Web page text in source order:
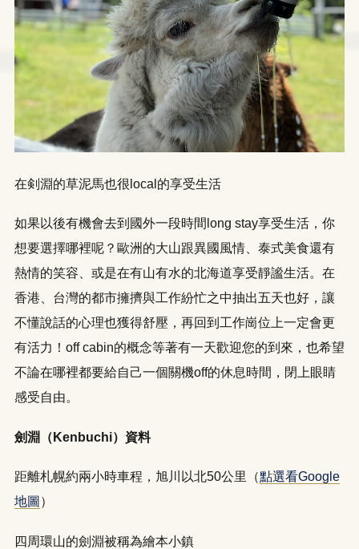
在剣淵的草泥馬也很local的享受生活
如果以後有機會去到國外一段時間long stay享受生活，你
想要選擇哪裡呢？歐洲的大山跟異國風情、泰式美食還有
熱情的笑容、或是在有山有水的北海道享受靜謐生活。在
香港、台灣的都市擁擠與工作紛忙之中抽出五天也好，讓
不懂說話的心理也獲得舒壓，再回到工作崗位上一定會更
有活力！off cabin的概念等著有一天歡迎您的到來，也希望
不論在哪裡都要給自己一個關機off的休息時間，閉上眼睛
感受自由。
劍淵（Kenbuchi）資料
距離札幌約兩小時車程，旭川以北50公里（點選看Google
地圖 ）
四周環山的劍淵被稱為繪本小鎮